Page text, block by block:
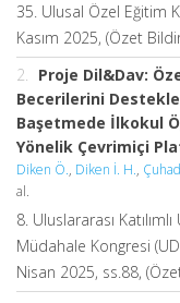
35. Ulusal Özel Eğitim
Kasım 2025, (Özet
2. Proje Dil&Dav:
Becerilerini
Başetmede İlkokul
Yönelik Çevrimiçi
Diken Ö., Diken İ. H.,
al.
8. Uluslararası
Müdahale Kongresi
Nisan 2025, ss.88,